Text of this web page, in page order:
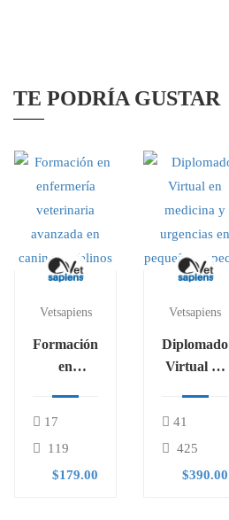
TE PODRÍA GUSTAR
Vetsapiens
Formación
en
en caninos
y felinos
17
119
$179.00
Vetsapiens
Diplomado
Virtual en
pequeñas
especies
41
425
$390.00